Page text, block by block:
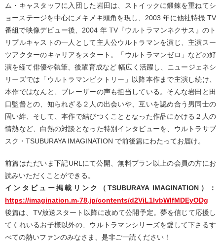
ム・キャスタッフに入団した岩田は、ストイックに鍛錬を重ねてシ
ョーステージを中心にメキメキ頭角を現し、2003 年に他社特撮 TV
番組で映像デビュー後、2004 年 TV『ウルトラマンネクサス』のト
リプルキャストの一人として主人公ウルトラマンを演じ、主演スー
ツアクターのキャリアをスタート。「ウルトラマンゼロ」などの好
演を経て俳優や執筆、後輩育成など 幅広く活躍し、ニュージェネシ
リーズでは「ウルトラマンビクトリー」以降本作まで主演し続け、
本作ではなんと、ブレーザーの声も担当している。そんな岩田と田
口監督との、知られざる２人の出会いや、互いを認め合う男同士の
固い絆、そして、本作で結びつくこととなった作品にかける２人の
情熱など、白熱の対談となった特別インタビューを、ウルトラサブ
スク・TSUBURAYA IMAGINATION で前後篇にわたってお届け。
前篇はただいま下記URLにて公開、無料プラン以上の会員の方にお
読みいただくことができる。
インタビュー掲載リンク（TSUBURAYA IMAGINATION）：
https://imagination.m-78.jp/contents/d2ViL1lvbWlfMDEyODg
後篇は、TV放送スタート以降に改めて公開予定。夢を信じて応援し
てくれいるお子様以外の、ウルトラマンシリーズを愛して下さるす
べての熱いファンのみなさま、是非ご一読ください！